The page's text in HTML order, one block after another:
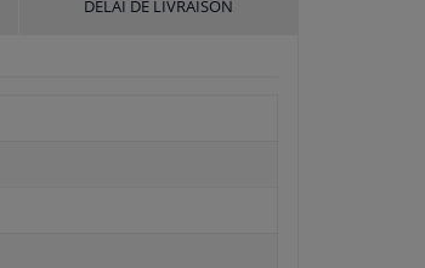
DÉLAI DE LIVRAISON